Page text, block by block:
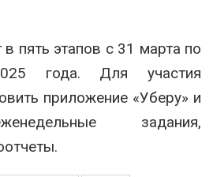
пять этапов с 31 марта по
года. Для участия
приложение «Уберу» и
задания,